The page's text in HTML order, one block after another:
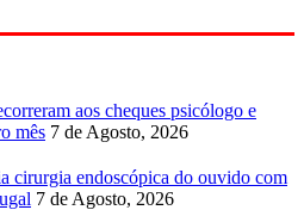
aos cheques psicólogo e
mês 7 de Agosto, 2026
cirurgia endoscópica do ouvido com
7 de Agosto, 2026